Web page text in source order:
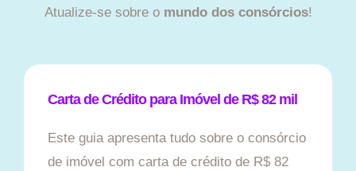
Atualize-se sobre o mundo dos consórcios!
Carta de Crédito para Imóvel de R$ 82 mil
Este guia apresenta tudo sobre o consórcio
de imóvel com carta de crédito de R$ 82